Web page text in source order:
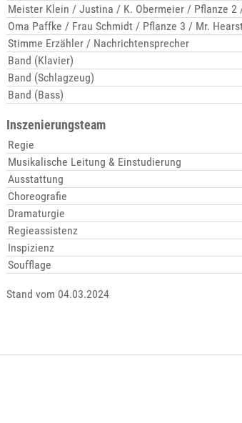
Meister Klein / Justina / K. Obermeier / Pflanze 2
Oma Paffke / Frau Schmidt / Pflanze 3 / Mr. Hearst
Stimme Erzähler / Nachrichtensprecher
Band (Klavier)
Band (Schlagzeug)
Band (Bass)
Inszenierungsteam
Regie
Musikalische Leitung & Einstudierung
Ausstattung
Choreografie
Dramaturgie
Regieassistenz
Inspizienz
Soufflage
Stand vom 04.03.2024